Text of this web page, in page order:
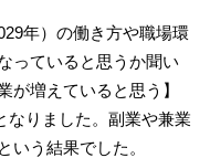
年）の働き方や職場環
っていると思うか聞い
が増えていると思う】
なりました。副業や兼業
いう結果でした。